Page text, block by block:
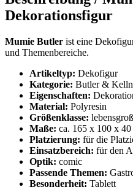
Dekorationsfigur
Mumie Butler ist eine
und Themenbereiche.
Artikeltyp: Dekofigur
Kategorie: Butler &
Eigenschaften:
Material: Polyresin
Größenklasse: lebensgroß
Maße: ca. 165 x 100 x 40
Platzierung: für die
Einsatzbereich: für den
Optik: comic
Passende Themen:
Besonderheit: Tablett